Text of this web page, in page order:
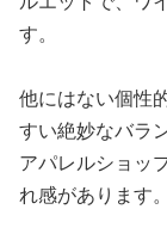
ひと味違ったデ
一本です。
まるで古着を再
ラフなパッチワ
ルエットで、ワ